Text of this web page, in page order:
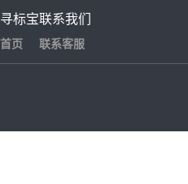
寻标宝
首页
联系我们
联系客服